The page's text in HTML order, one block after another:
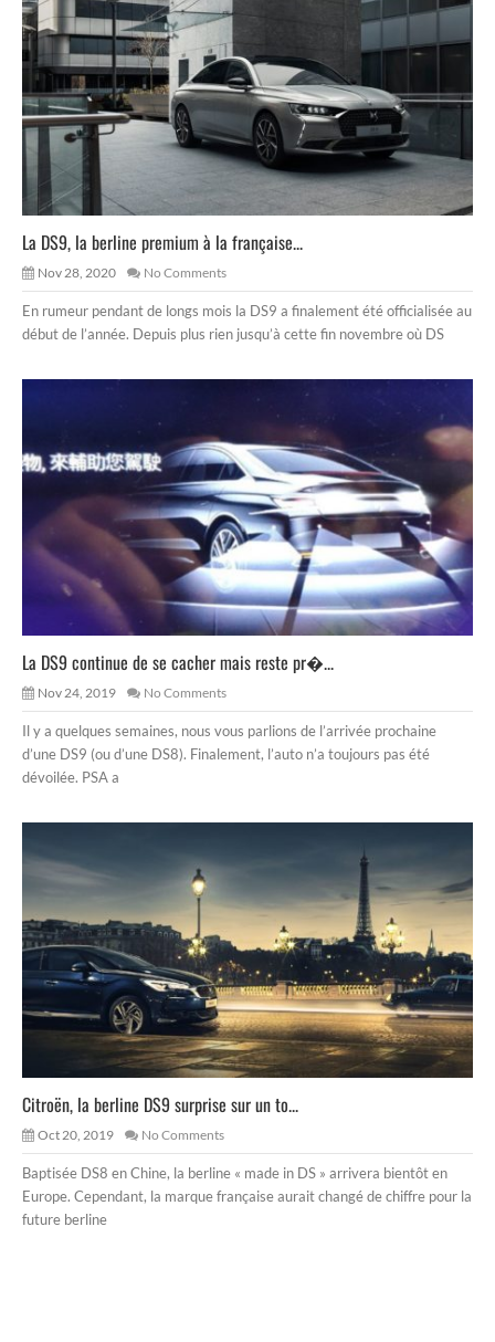
La DS9, la berline premium à la française...
Nov 28, 2020 No Comments
En rumeur pendant de longs mois la DS9 a finalement été officialisée au
début de l’année. Depuis plus rien jusqu’à cette fin novembre où DS
La DS9 continue de se cacher mais reste pr�...
Nov 24, 2019 No Comments
Il y a quelques semaines, nous vous parlions de l’arrivée prochaine
d’une DS9 (ou d’une DS8). Finalement, l’auto n’a toujours pas été
dévoilée. PSA a
Citroën, la berline DS9 surprise sur un to...
Oct 20, 2019 No Comments
Baptisée DS8 en Chine, la berline « made in DS » arrivera bientôt en
Europe. Cependant, la marque française aurait changé de chiffre pour la
future berline